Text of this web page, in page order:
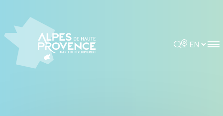
Rechercher
Choisir la